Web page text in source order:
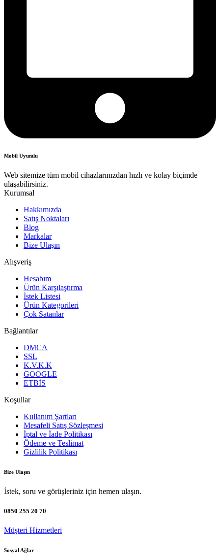
Mobil Uyumlu
Web sitemize tüm mobil cihazlarınızdan hızlı ve kolay biçimde
ulaşabilirsiniz.
Kurumsal
Hakkımızda
Satış Noktaları
Blog
Markalar
Bize Ulaşın
Alışveriş
Hesabım
Ürün Karşılaştırma
İstek Listesi
Ürün Kategorileri
Çok Satanlar
Bağlantılar
DMCA
SSL
K.V.K.K
GOOGLE
ETBİS
Koşullar
Kullanım Şartları
Mesafeli Satış Sözleşmesi
İptal ve İade Politikası
Ödeme ve Teslimat
Gizlilik Politikası
Bize Ulaşın
İstek, soru ve görüşleriniz için hemen ulaşın.
0850 255 20 70
Müşteri Hizmetleri
Sosyal Ağlar